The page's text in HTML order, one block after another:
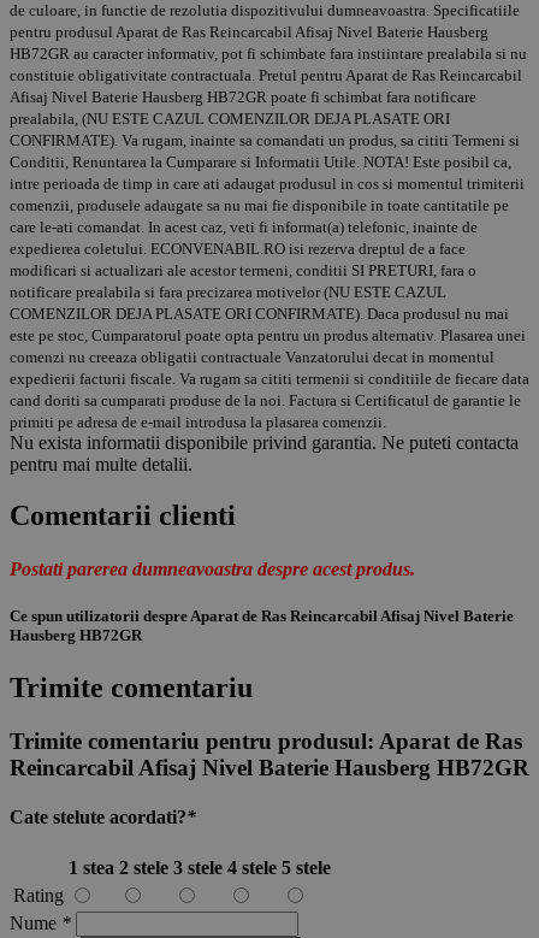
de culoare, in functie de rezolutia dispozitivului dumneavoastra. Specificatiile
pentru produsul Aparat de Ras Reincarcabil Afisaj Nivel Baterie Hausberg
HB72GR au caracter informativ, pot fi schimbate fara instiintare prealabila si nu
constituie obligativitate contractuala. Pretul pentru Aparat de Ras Reincarcabil
Afisaj Nivel Baterie Hausberg HB72GR poate fi schimbat fara notificare
prealabila, (NU ESTE CAZUL COMENZILOR DEJA PLASATE ORI
CONFIRMATE). Va rugam, inainte sa comandati un produs, sa cititi Termeni si
Conditii, Renuntarea la Cumparare si Informatii Utile. NOTA! Este posibil ca,
intre perioada de timp in care ati adaugat produsul in cos si momentul trimiterii
comenzii, produsele adaugate sa nu mai fie disponibile in toate cantitatile pe
care le-ati comandat. In acest caz, veti fi informat(a) telefonic, inainte de
expedierea coletului. ECONVENABIL.RO isi rezerva dreptul de a face
modificari si actualizari ale acestor termeni, conditii SI PRETURI, fara o
notificare prealabila si fara precizarea motivelor (NU ESTE CAZUL
COMENZILOR DEJA PLASATE ORI CONFIRMATE). Daca produsul nu mai
este pe stoc, Cumparatorul poate opta pentru un produs alternativ. Plasarea unei
comenzi nu creeaza obligatii contractuale Vanzatorului decat in momentul
expedierii facturii fiscale. Va rugam sa cititi termenii si conditiile de fiecare data
cand doriti sa cumparati produse de la noi. Factura si Certificatul de garantie le
primiti pe adresa de e-mail introdusa la plasarea comenzii.
Nu exista informatii disponibile privind garantia. Ne puteti contacta
pentru mai multe detalii.
Comentarii clienti
Postati parerea dumneavoastra despre acest produs.
Ce spun utilizatorii despre Aparat de Ras Reincarcabil Afisaj Nivel Baterie
Hausberg HB72GR
Trimite comentariu
Trimite comentariu pentru produsul: Aparat de Ras
Reincarcabil Afisaj Nivel Baterie Hausberg HB72GR
Cate stelute acordati?*
1 stea 2 stele 3 stele 4 stele 5 stele
Rating
Nume *